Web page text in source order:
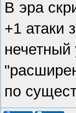
В эра
+1 атаки
нечетный
по